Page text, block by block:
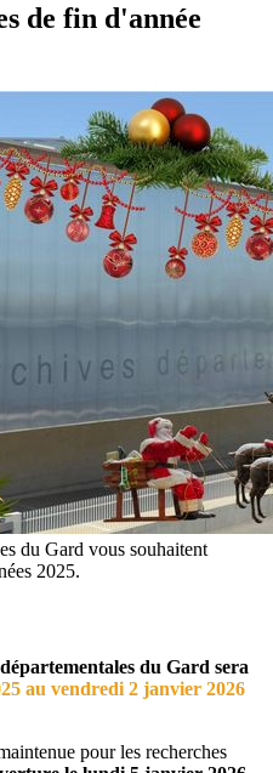
de fin d'année
du Gard vous souhaitent
2025.
du Gard sera
au vendredi 2 janvier 2026
pour les recherches